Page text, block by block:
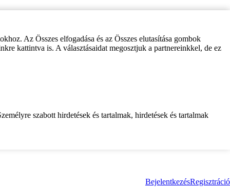
Az Összes elfogadása és az Összes elutasítása gombok
kattintva is. A választásaidat megosztjuk a partnereinkkel, de ez
szabott hirdetések és tartalmak, hirdetések és tartalmak
BejelentkezésRegisztráció